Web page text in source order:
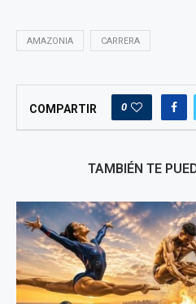
AMAZONIA CARRERA
COMPARTIR 0
TAMBIÉN TE